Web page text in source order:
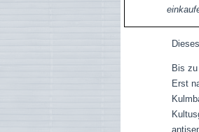
Bis
Erst